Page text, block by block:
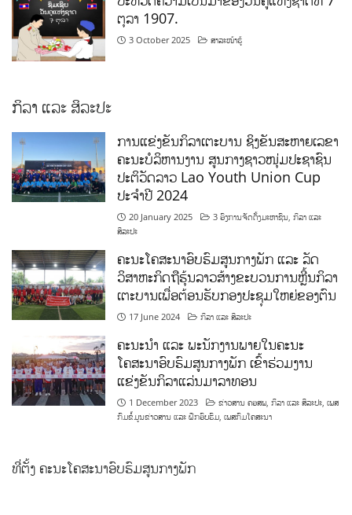
ຕຸລາ 1907.
3 October 2025 ສາລະໜ້າຮູ້
ກິລາ ແລະ ສິລະປະ
ການແຂ່ງຂັນກິລາເຕະບານ ຊິງຂັນສະຫາຍເລຂາ
ຄະນະບໍລິຫານງານ ສູນກາງຊາວໜຸ່ມປະຊາຊົນ
ປະຕິວັດລາວ Lao Youth Union Cup
ປະຈຳປີ 2024
20 January 2025 3 ອົງການຈັດຕັ້ງມະຫາຊົນ,ກິລາ ແລະ
ສິລະປະ
ຄະນະໂຄສະນາອົບຮົມສູນກາງພັກ ແລະ ລັດ
ວິສາຫະກິດຖືຮຸ້ນລາວສ້າງຂະບວນການຫຼີ້ນກິລາ
ເຕະບານເພື່ອຕ້ອນຮັບກອງປະຊຸມໃຫຍ່ຂອງຕົນ
17 June 2024 ກິລາ ແລະ ສິລະປະ
ຄະນະນຳ ແລະ ພະນັກງານພາຍໃນຄະນະ
ໂຄສະນາອົບຮົມສູນກາງພັກ ເຂົ້າຮ່ວມງານ
ແຂ່ງຂັນກິລາແລ່ນມາລາທອນ
1 December 2023 ຂ່າວສານ ຄອສພ,ກິລາ ແລະ ສິລະປະ,ເພສ
ກົມຂໍ້ມູນຂ່າວສານ ແລະ ຝຶກອົບຮົມ,ເພສກົມໂຄສະນາ
ທີ່ຕັ້ງ ຄະນະໂຄສະນາອົບຮົມສູນກາງພັກ